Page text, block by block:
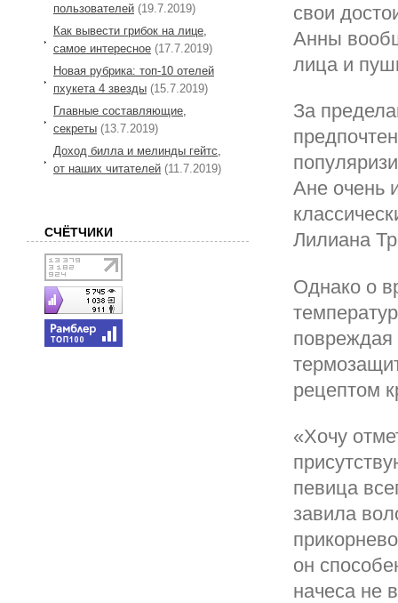
свои
Анны
лица и
За
Ане очень
Лилиана
Однако о
повреждая
рецептом
«Хочу
певица
завила
он
начеса не
пользователей (19.7.2019)
Как вывести грибок на лице,
самое интересное (17.7.2019)
Новая рубрика: топ-10 отелей
пхукета 4 звезды (15.7.2019)
Главные составляющие,
секреты (13.7.2019)
Доход билла и мелинды гейтс,
от наших читателей (11.7.2019)
СЧЁТЧИКИ